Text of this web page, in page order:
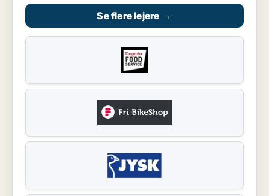
Se flere lejere →